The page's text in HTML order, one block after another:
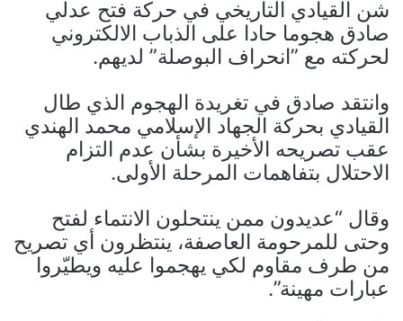
شن القيادي التاريخي في حركة فتح عدلي
صادق هجوما حادا على الذباب الالكتروني
لحركته مع ”انحراف البوصلة” لديهم.
وانتقد صادق في تغريدة الهجوم الذي طال
القيادي بحركة الجهاد الإسلامي محمد الهندي
عقب تصريحه الأخيرة بشأن عدم التزام
الاحتلال بتفاهمات المرحلة الأولى.
وقال “عديدون ممن ينتحلون الانتماء لفتح
وحتى للمرحومة العاصفة، ينتظرون أي تصريح
من طرف مقاوم لكي يهجموا عليه ويطيّروا
عبارات مهينة”.